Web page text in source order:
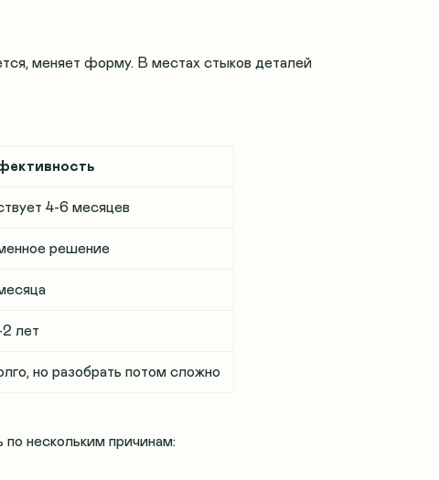
меняет форму. В местах стыков деталей
4-6 месяцев
решение
лет
но разобрать потом сложно
нескольким причинам: